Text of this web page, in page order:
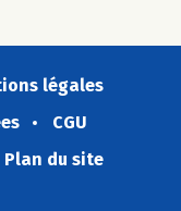
légales
CGU
Plan du site